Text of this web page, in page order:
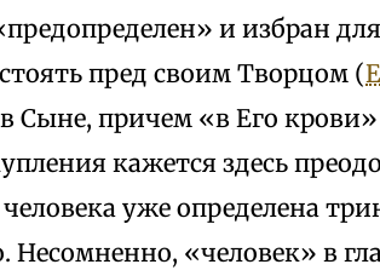
и избран
пред своим Творцом (
Сыне, причем «в Его
кажется здесь
человека уже определена
Несомненно, «человек» в